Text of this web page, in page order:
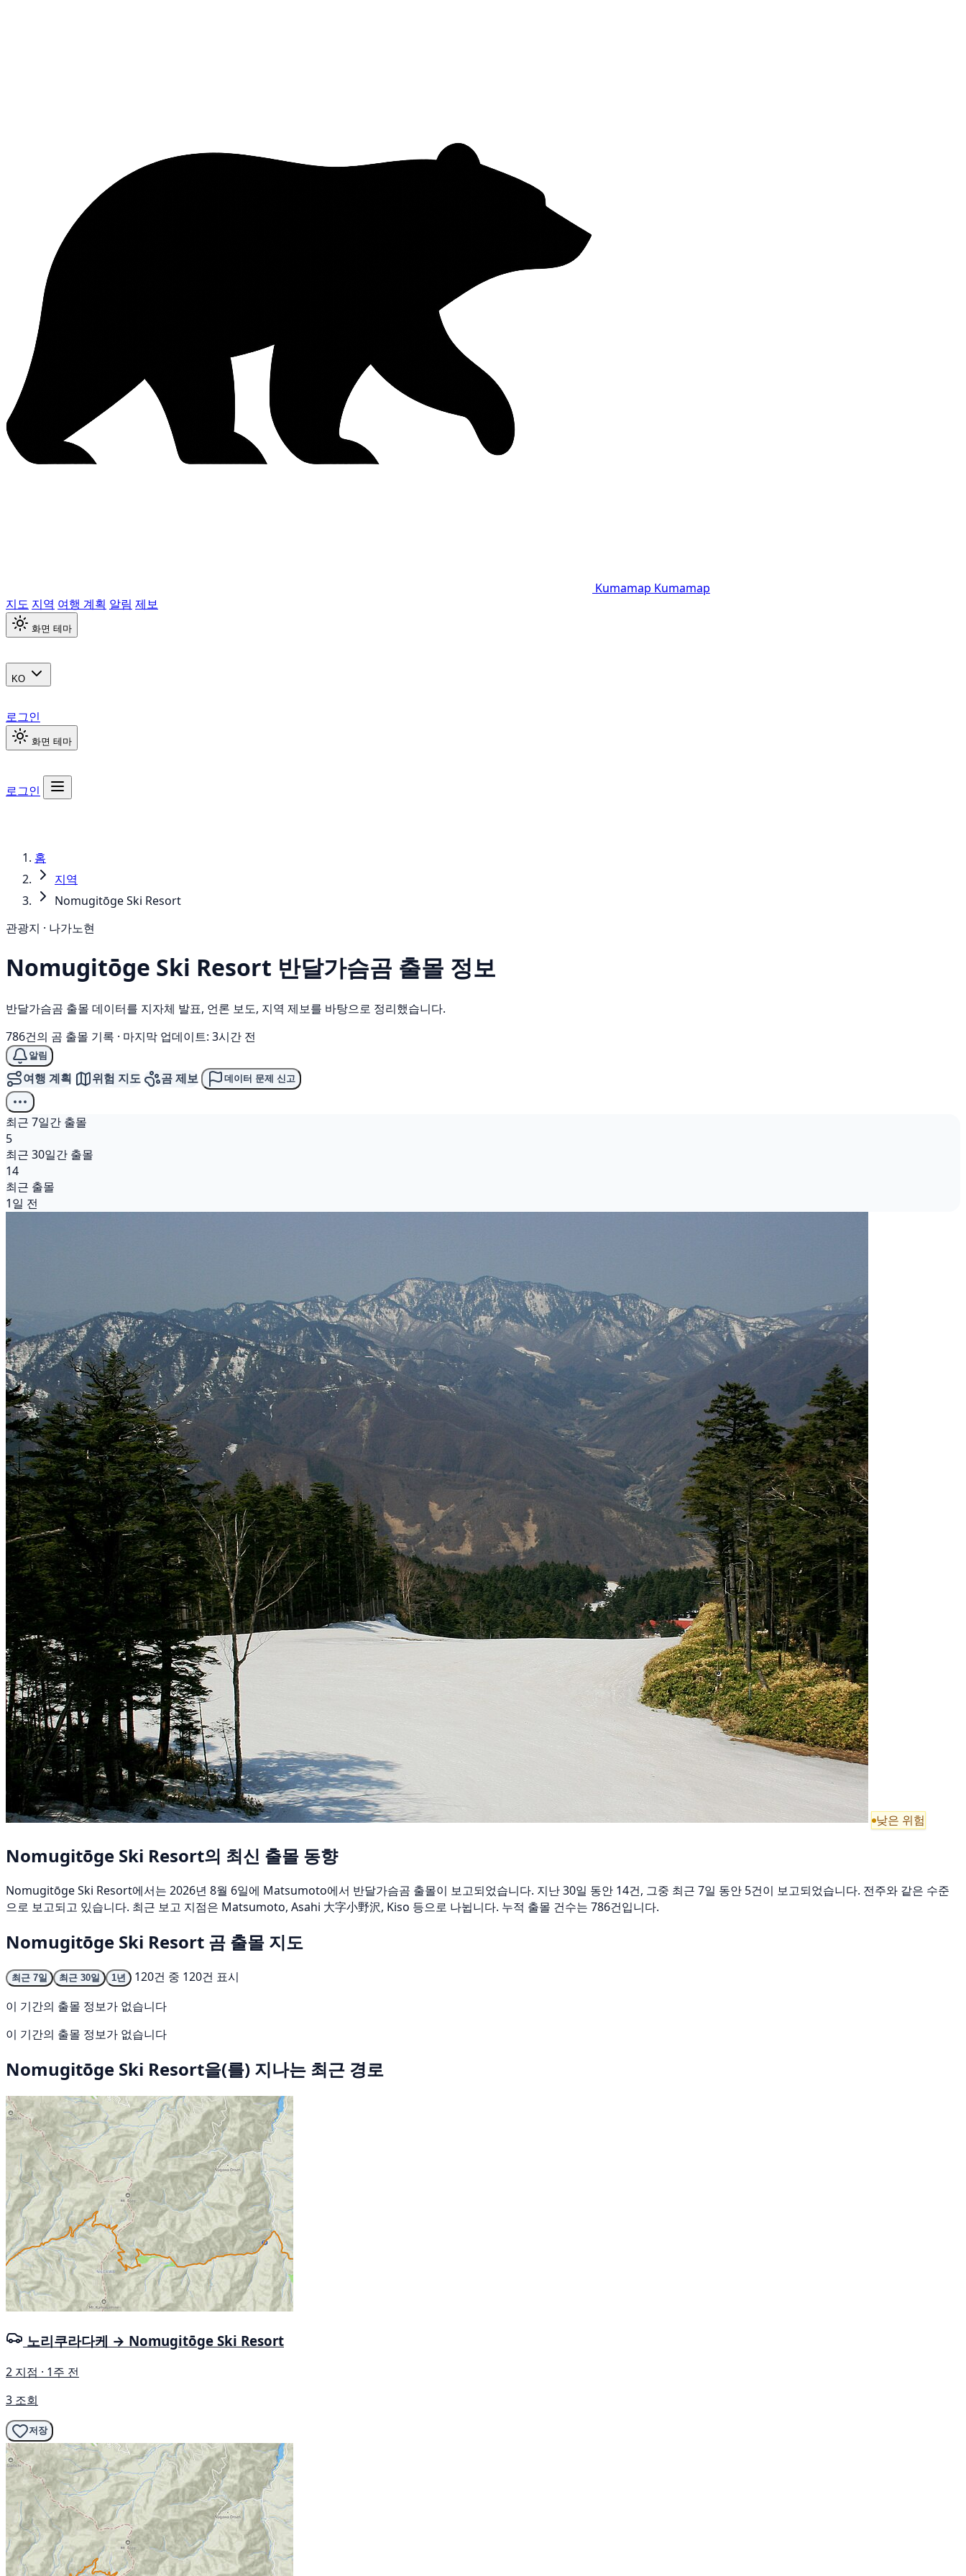
Kumamap Kumamap
지도 지역 여행 계획 알림 제보
화면 테마
KO
로그인
화면 테마
로그인
홈
지역
Nomugitōge Ski Resort
관광지 · 나가노현
Nomugitōge Ski Resort 반달가슴곰 출몰 정보
반달가슴곰 출몰 데이터를 지자체 발표, 언론 보도, 지역 제보를 바탕으로 정리했습니다.
786건의 곰 출몰 기록 · 마지막 업데이트: 3시간 전
알림
여행 계획 위험 지도 곰 제보 데이터 문제 신고
최근 7일간 출몰
5
최근 30일간 출몰
14
최근 출몰
1일 전
낮은 위험
Nomugitōge Ski Resort의 최신 출몰 동향
Nomugitōge Ski Resort에서는 2026년 8월 6일에 Matsumoto에서 반달가슴곰 출몰이 보고되었습니다. 지난 30일 동안 14건, 그중 최근 7일 동안 5건이 보고되었습니다. 전주와 같은 수준
으로 보고되고 있습니다. 최근 보고 지점은 Matsumoto, Asahi 大字小野沢, Kiso 등으로 나뉩니다. 누적 출몰 건수는 786건입니다.
Nomugitōge Ski Resort 곰 출몰 지도
최근 7일 최근 30일 1년
120건 중 120건 표시
이 기간의 출몰 정보가 없습니다
이 기간의 출몰 정보가 없습니다
Nomugitōge Ski Resort을(를) 지나는 최근 경로
노리쿠라다케 → Nomugitōge Ski Resort
2 지점 · 1주 전
3 조회
저장